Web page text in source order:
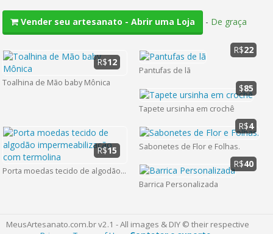
Vender seu artesanato - Abrir uma Loja - De graça
Toalhina de Mão baby Mônica
R$12
Pantufas de lã
R$22
Tapete ursinha em crochê
$85
Porta moedas tecido de algodão impermeabilização com termolina
R$15 Sabonetes de Flor e Folhas.
R$4
Barrica Personalizada
R$40
MeusArtesanato.com.br v2.1 - All images & DIY © their respective